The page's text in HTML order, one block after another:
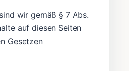
wir gemäß § 7 Abs.
auf diesen Seiten
Gesetzen